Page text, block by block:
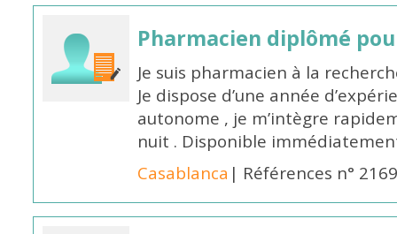
Pharmacien diplômé
Je suis pharmacien à la
Je dispose d’une année
autonome , je m’intègre
nuit . Disponible
Casablanca | Références n°